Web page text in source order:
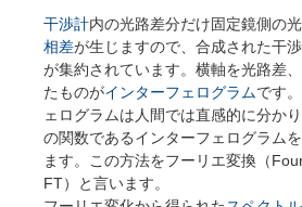
干渉計内の光路差分だけ固定鏡側の
相差が生じますので、合成された干
が集約されています。横軸を光路差
たものがインターフェログラムです
ェログラムは人間では直感的に分か
の関数であるインターフェログラム
ます。この方法をフーリエ変換（
FT）と言います。